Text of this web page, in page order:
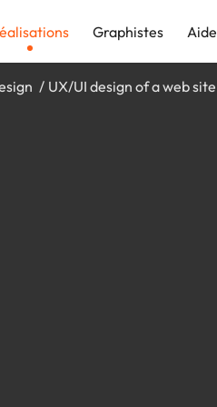
Graphistes Aide
UX/UI design of a web site